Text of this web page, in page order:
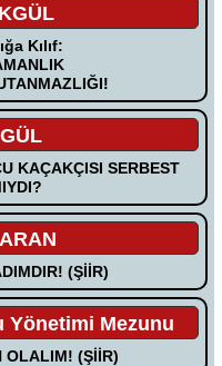
Kılıf:
KAÇAKÇISI SERBEST
(ŞİİR)
Yönetimi Mezunu
OLALIM! (ŞİİR)